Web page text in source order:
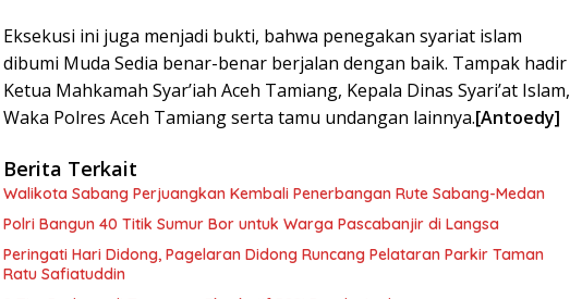
Eksekusi ini juga menjadi bukti, bahwa penegakan syariat islam
dibumi Muda Sedia benar-benar berjalan dengan baik. Tampak hadir
Ketua Mahkamah Syar’iah Aceh Tamiang, Kepala Dinas Syari’at Islam,
Waka Polres Aceh Tamiang serta tamu undangan lainnya.[Antoedy]
Berita Terkait
Walikota Sabang Perjuangkan Kembali Penerbangan Rute Sabang-Medan
Polri Bangun 40 Titik Sumur Bor untuk Warga Pascabanjir di Langsa
Peringati Hari Didong, Pagelaran Didong Runcang Pelataran Parkir Taman
Ratu Safiatuddin